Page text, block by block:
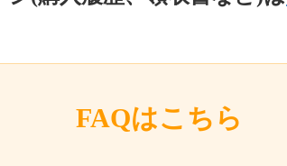
FAQはこちら